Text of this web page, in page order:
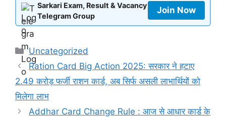
Sarkari Exam, Result & Vacancy
Telegram Group
Join Now
Categories
Uncategorized
Ration Card Big Action 2025: सरकार ने हटाए
2.49 करोड़ फर्जी राशन कार्ड, अब सिर्फ असली लाभार्थियों को
मिलेगा लाभ
Addhar Card Change Rule : आज से आधार कार्ड के